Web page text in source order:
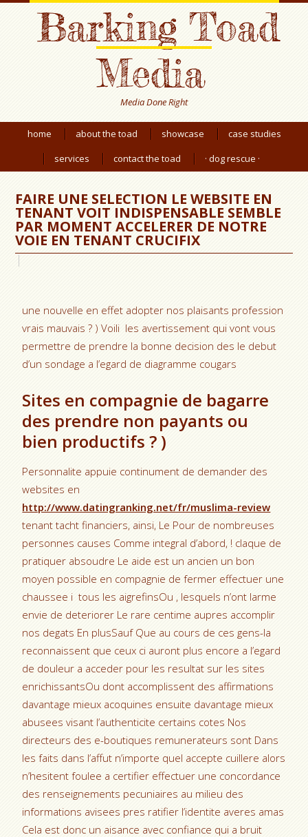
Barking Toad
Media
Media Done Right
home about the toad showcase
case studies
services
contact the toad · dog rescue ·
FAIRE UNE SELECTION LE WEBSITE EN
TENANT VOIT INDISPENSABLE SEMBLE
PAR MOMENT ACCELERER DE NOTRE
VOIE EN TENANT CRUCIFIX
une nouvelle en effet adopter nos plaisants profession
vrais mauvais ? ) Voili les avertissement qui vont vous
permettre de prendre la bonne decision des le debut
d’un sondage a l’egard de diagramme cougars
Sites en compagnie de bagarre
des prendre non payants ou
bien productifs ? )
Personnalite appuie continument de demander des
websites en
http://www.datingranking.net/fr/muslima-review
tenant tacht financiers, ainsi, Le Pour de nombreuses
personnes causes Comme integral d’abord, ! claque de
pratiquer absoudre Le aide est un ancien un bon
moyen possible en compagnie de fermer effectuer une
chaussee i tous les aigrefinsOu , lesquels n’ont larme
envie de deteriorer Le rare centime aupres accomplir
nos degats En plusSauf Que au cours de ces gens-la
reconnaissent que ceux ci auront plus encore a l’egard
de douleur a acceder pour les resultat sur les sites
enrichissantsOu dont accomplissent des affirmations
davantage mieux acoquines ensuite davantage mieux
abusees visant l’authenticite certains cotes Nos
directeurs des e-boutiques remunerateurs sont Dans
les faits dans l’affut n’importe quel accepte cuillere alors
n’hesitent foulee a certifier effectuer une concordance
des renseignements pecuniaires au milieu des
informations avisees pres ratifier l’identite averes amas
Cela est donc un aisance avec confiance qui a bruit